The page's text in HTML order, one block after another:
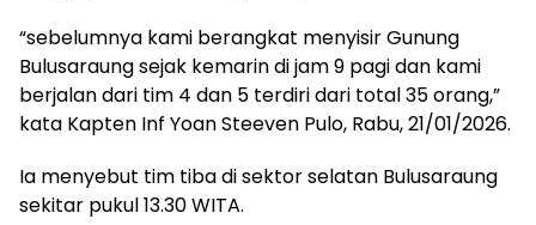
“sebelumnya kami berangkat menyisir Gunung
Bulusaraung sejak kemarin di jam 9 pagi dan kami
berjalan dari tim 4 dan 5 terdiri dari total 35 orang,”
kata Kapten Inf Yoan Steeven Pulo, Rabu, 21/01/2026.
Ia menyebut tim tiba di sektor selatan Bulusaraung
sekitar pukul 13.30 WITA.